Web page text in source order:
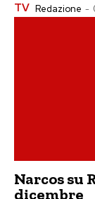
TV Redazione -
Narcos su
dicembre